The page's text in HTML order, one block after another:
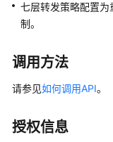
用
指
南
佳
实
七层转发策略配置
制。
调用方法
请参见如何调用API。
授权信息